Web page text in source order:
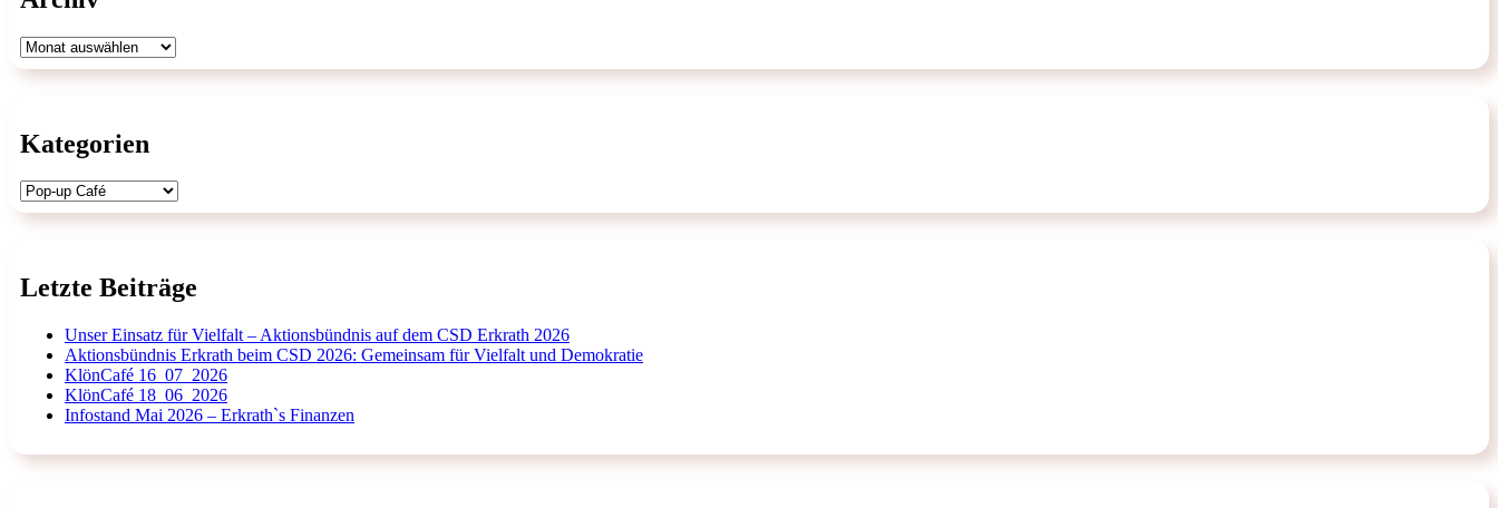
Archiv
Kategorien
Kategorien
Letzte Beiträge
Unser Einsatz für Vielfalt – Aktionsbündnis auf dem CSD Erkrath 2026
Aktionsbündnis Erkrath beim CSD 2026: Gemeinsam für Vielfalt und Demokratie
KlönCafé 16_07_2026
KlönCafé 18_06_2026
Infostand Mai 2026 – Erkrath`s Finanzen